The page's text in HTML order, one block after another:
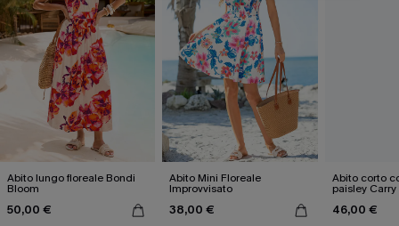
Abito lungo floreale Bondi
Bloom
50,00 €
Abito Mini Floreale
Improvvisato
38,00 €
Abito corto
paisley Carry
46,00 €